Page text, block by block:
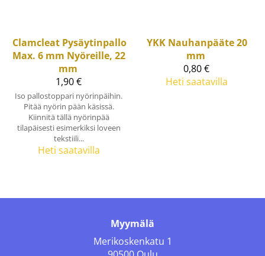
Clamcleat Pysäytinpallo
Max. 6 mm Nyöreille, 22
mm
1,90 €
Iso pallostoppari nyörinpäihin.
Pitää nyörin pään käsissä.
Kiinnitä tällä nyörinpää
tilapäisesti esimerkiksi loveen
tekstiili...
Heti saatavilla
YKK Nauhanpääte 20
mm
0,80 €
Heti saatavilla
Myymälä
Merikoskenkatu 1